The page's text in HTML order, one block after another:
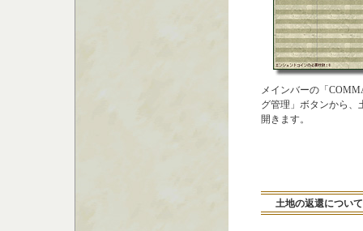
メインバーの「
グ管理」ボタンから、
開きます。
土地の返還について